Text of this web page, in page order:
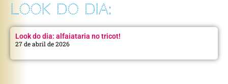
LOOK DO DIA:
Look do dia: alfaiataria no tricot!
27 de abril de 2026